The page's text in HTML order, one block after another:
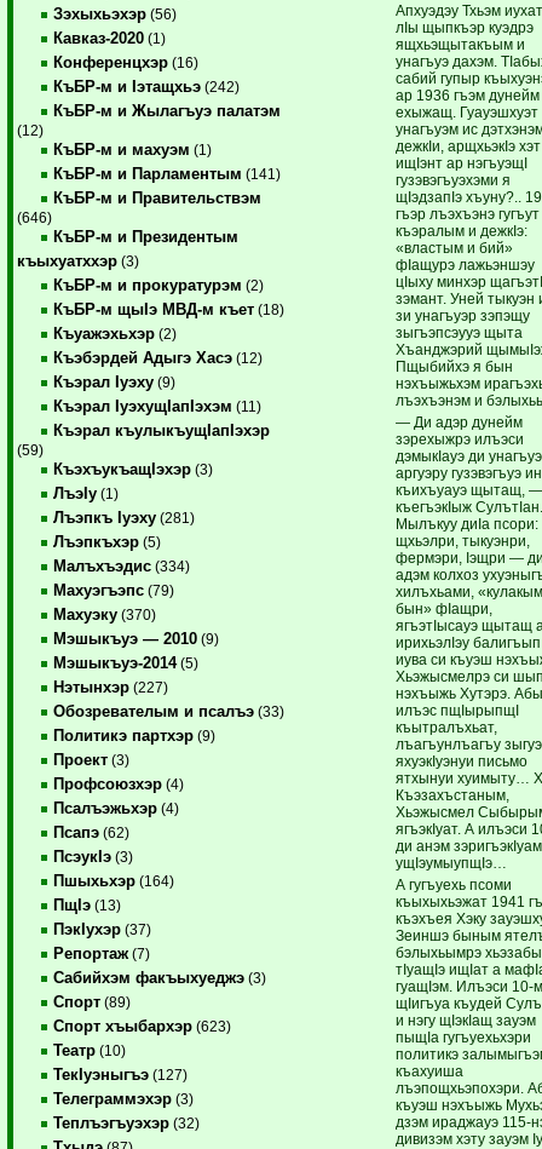
Зэхыхьэхэр (56)
Кавказ-2020 (1)
Конференцхэр (16)
КъБР-м и Iэтащхьэ (242)
КъБР-м и Жылагъуэ палатэм
(12)
КъБР-м и махуэм (1)
КъБР-м и Парламентым (141)
КъБР-м и Правительствэм
(646)
КъБР-м и Президентым
къыхуатххэр (3)
КъБР-м и прокуратурэм (2)
КъБР-м щыIэ МВД-м къет (18)
Къуажэхьхэр (2)
Къэбэрдей Адыгэ Хасэ (12)
Къэрал Iуэху (9)
Къэрал IуэхущIапIэхэм (11)
Къэрал къулыкъущIапIэхэр
(59)
КъэхъукъащIэхэр (3)
ЛъэIу (1)
Лъэпкъ Iуэху (281)
Лъэпкъхэр (5)
Малъхъэдис (334)
Махуэгъэпс (79)
Махуэку (370)
Мэшыкъуэ — 2010 (9)
Мэшыкъуэ-2014(5)
Нэтынхэр (227)
Обозревателым и псалъэ (33)
Политикэ партхэр (9)
Проект (3)
Профсоюзхэр (4)
Псалъэжьхэр (4)
Псапэ (62)
ПсэукIэ (3)
Пшыхьхэр (164)
ПщIэ (13)
ПэкIухэр (37)
Репортаж (7)
Сабийхэм факъыхуеджэ (3)
Спорт (89)
Спорт хъыбархэр (623)
Театр (10)
ТекIуэныгъэ (127)
Телеграммэхэр (3)
Теплъэгъуэхэр (32)
Апхуэдэу Тхьэм
лIы щыпкъэр куэдрэ
ящхьэщытакъым и
унагъуэ дахэм.
сабий гупыр
ар 1936 гъэм дунейм
ехыжащ. Гуауэшхуэт
унагъуэм ис
дежкIи, арщхьэкIэ хэт
ищIэнт ар нэгъуэщI
гузэвэгъуэхэми я
щIэдзапIэ хъуну?..
гъэр лъэхъэнэ гугъут
къэралым и дежкIэ:
«властым и бий»
фIащурэ лажьэншэу
цIыху минхэр
зэмант. Уней тыкуэн
зи унагъуэр зэпэщу
зыгъэпсэууэ щыта
Хъанджэрий
Пщыбийхэ я бын
нэхъыжьхэм
лъэхъэнэм и
— Ди адэр дунейм
зэрехыжрэ илъэси
дэмыкIауэ ди
аргуэру гузэвэгъуэ ин
къихъуауэ щытащ, —
къегъэкIыж
Мылъкуу диIа псори:
щхьэлри, тыкуэнри,
фермэри, Iэщри —
адэм колхоз
хилъхьами,
бын» фIащри,
ягъэтIысауэ щытащ
ирихьэлIэу
иува си къуэш
Хьэжысмелрэ си
нэхъыжь Хутэрэ.
илъэс пщIырыпщI
къытралъхьат,
лъагъунлъагъу
яхуэкIуэнуи письмо
ятхынуи хуимыту…
Къэзахъстаным,
Хьэжысмел
ягъэкIуат. А илъэси
ди анэм зэригъэкIуам
ущIэумыупщIэ…
А гугъуехь псоми
къыхыхьэжат 1941
къэхъея Хэку
Зеиншэ быным
бэлыхьымрэ
тIуащIэ ищIат а
гуащIэм. Илъэси 10-
щIигъуа къудей
и нэгу щIэкIащ зауэм
пыщIа гугъуехьхэри
политикэ
къахуиша
лъэпощхьэпохэри.
къуэш нэхъыжь
дзэм ираджауэ 115-
дивизэм хэту зауэм